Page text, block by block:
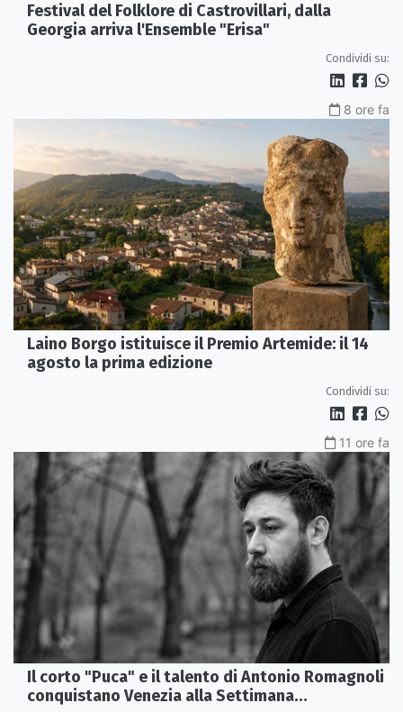
Festival del Folklore di Castrovillari, dalla
Georgia arriva l'Ensemble "Erisa"
Condividi su:
8 ore fa
Laino Borgo istituisce il Premio Artemide: il 14
agosto la prima edizione
Condividi su:
11 ore fa
Il corto "Puca" e il talento di Antonio Romagnoli
conquistano Venezia alla Settimana